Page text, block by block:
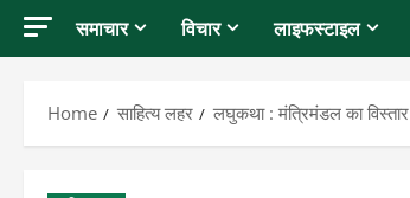
समाचार विचार लाइफस्टाइल
Home साहित्य लहर लघुकथा : मंत्रिमंडल का विस्तार